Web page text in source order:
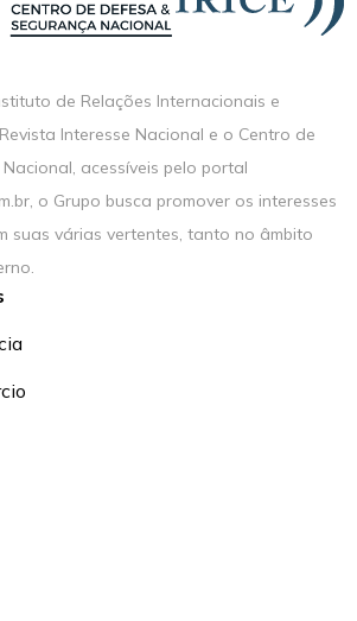
de Relações Internacionais e
Interesse Nacional e o Centro de
acessíveis pelo portal
o Grupo busca promover os interesses
suas várias vertentes, tanto no âmbito